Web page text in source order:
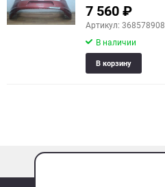
7 560₽
Артикул: 368578908
В наличии
В корзину